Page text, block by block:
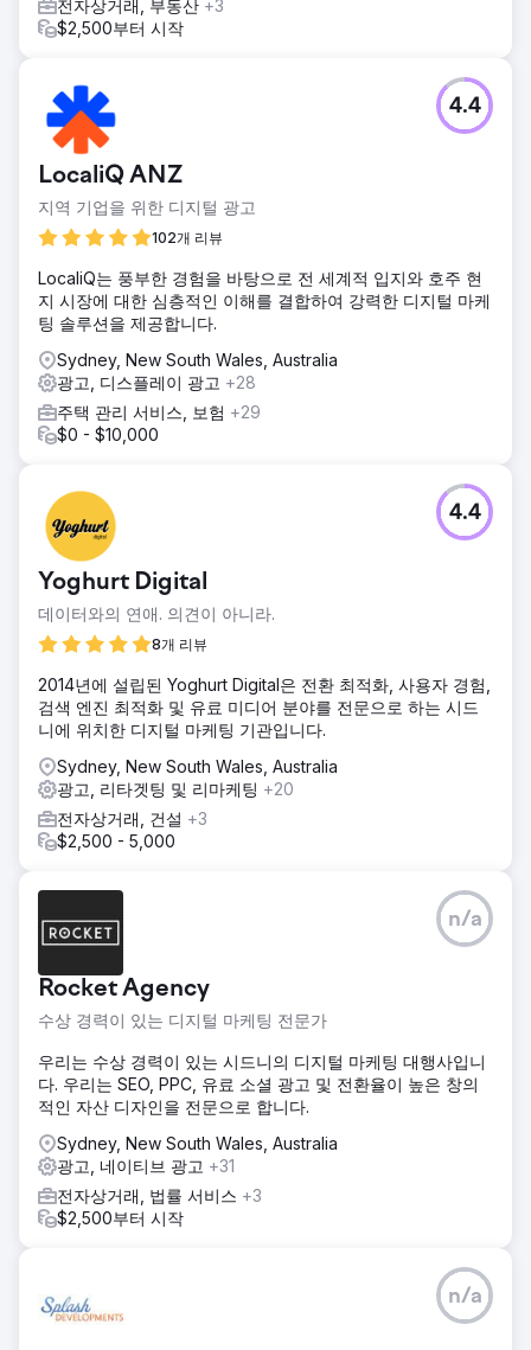
전자상거래, 부동산 +3
$2,500부터 시작
LocaliQ ANZ
지역 기업을 위한 디지털 광고
102개 리뷰
4.4
LocaliQ는 풍부한 경험을 바탕으로 전 세계적 입지와 호주 현
지 시장에 대한 심층적인 이해를 결합하여 강력한 디지털 마케
팅 솔루션을 제공합니다.
Sydney, New South Wales, Australia
광고, 디스플레이 광고 +28
주택 관리 서비스, 보험 +29
$0 - $10,000
Yoghurt Digital
데이터와의 연애. 의견이 아니라.
8개 리뷰
4.4
2014년에 설립된 Yoghurt Digital은 전환 최적화, 사용자 경험,
검색 엔진 최적화 및 유료 미디어 분야를 전문으로 하는 시드
니에 위치한 디지털 마케팅 기관입니다.
Sydney, New South Wales, Australia
광고, 리타겟팅 및 리마케팅 +20
전자상거래, 건설 +3
$2,500 - 5,000
Rocket Agency
수상 경력이 있는 디지털 마케팅 전문가
n/a
우리는 수상 경력이 있는 시드니의 디지털 마케팅 대행사입니
다. 우리는 SEO, PPC, 유료 소셜 광고 및 전환율이 높은 창의
적인 자산 디자인을 전문으로 합니다.
Sydney, New South Wales, Australia
광고, 네이티브 광고 +31
전자상거래, 법률 서비스 +3
$2,500부터 시작
n/a